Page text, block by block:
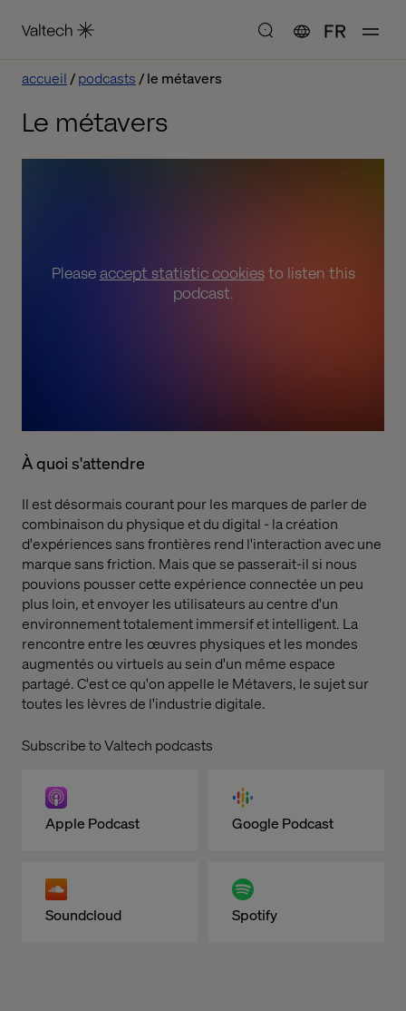
FR
accueil podcasts le métavers
Le métavers
Pleaseaccept statistic cookiesto listen this
podcast.
À quoi s'attendre
Il est désormais courant pour les marques de parler de
combinaison du physique et du digital - la création
d'expériences sans frontières rend l'interaction avec une
marque sans friction. Mais que se passerait-il si nous
pouvions pousser cette expérience connectée un peu
plus loin, et envoyer les utilisateurs au centre d'un
environnement totalement immersif et intelligent. La
rencontre entre les œuvres physiques et les mondes
augmentés ou virtuels au sein d'un même espace
partagé. C'est ce qu'on appelle le Métavers, le sujet sur
toutes les lèvres de l'industrie digitale.
Subscribe to Valtech podcasts
Apple Podcast Google Podcast
Soundcloud Spotify